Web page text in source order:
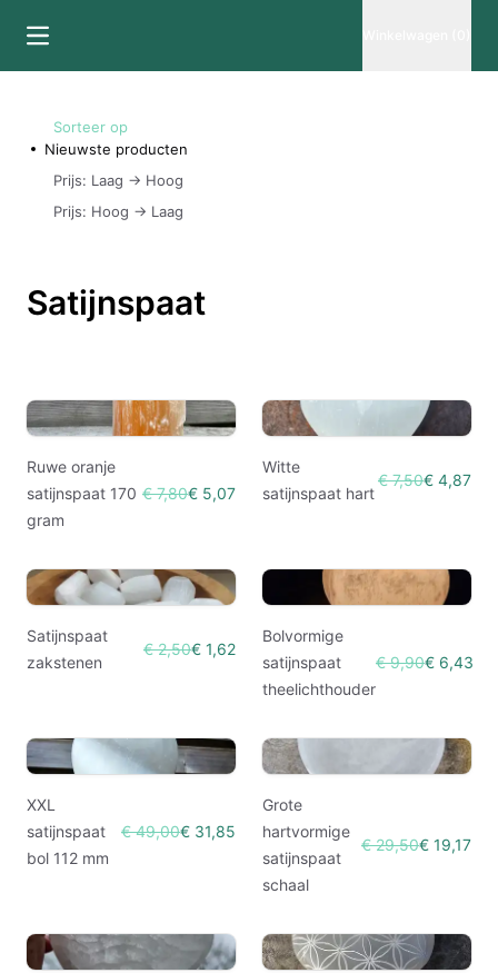
Sorteer op
Nieuwste producten
Prijs: Laag -> Hoog
Prijs: Hoog -> Laag
Satijnspaat
Ruwe oranje
satijnspaat 170
gram
€ 7,80€ 5,07
Witte
satijnspaat hart
€ 7,50€ 4,87
Satijnspaat
zakstenen
€ 2,50€ 1,62
Bolvormige
satijnspaat
theelichthouder
€ 9,90€ 6,43
XXL
satijnspaat
bol 112 mm
€ 49,00€ 31,85
Grote
hartvormige
satijnspaat
schaal
€ 29,50€ 19,17